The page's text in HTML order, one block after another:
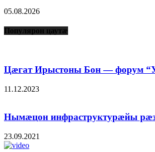
05.08.2026
Популярон цаутæ
Цæгат Ирыстоны Бон — форум
11.12.2023
Нымæцон инфраструктурæйы
23.09.2021